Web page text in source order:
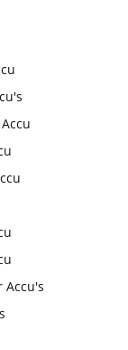
Accu's